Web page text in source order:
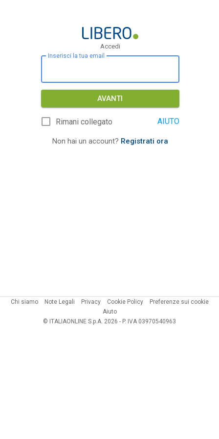
Accedi
Inserisci la tua email
AVANTI
Rimani collegato AIUTO
Non hai un account? Registrati ora
Chi siamo Note Legali Privacy Cookie Policy
Preferenze sui cookie
Aiuto
© ITALIAONLINE S.p.A. 2026 - P. IVA 03970540963